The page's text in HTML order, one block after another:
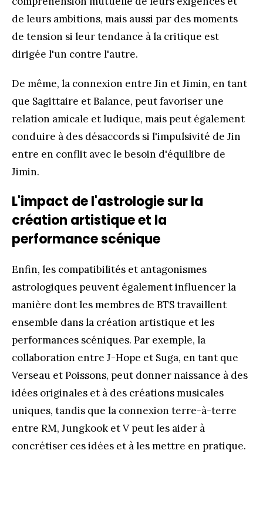
de leurs ambitions, mais aussi par des moments
de tension si leur tendance à la critique est
dirigée l'un contre l'autre.
De même, la connexion entre Jin et Jimin, en tant
que Sagittaire et Balance, peut favoriser une
relation amicale et ludique, mais peut également
conduire à des désaccords si l'impulsivité de Jin
entre en conflit avec le besoin d'équilibre de
Jimin.
L'impact de l'astrologie sur la
création artistique et la
performance scénique
Enfin, les compatibilités et antagonismes
astrologiques peuvent également influencer la
manière dont les membres de BTS travaillent
ensemble dans la création artistique et les
performances scéniques. Par exemple, la
collaboration entre J-Hope et Suga, en tant que
Verseau et Poissons, peut donner naissance à des
idées originales et à des créations musicales
uniques, tandis que la connexion terre-à-terre
entre RM, Jungkook et V peut les aider à
concrétiser ces idées et à les mettre en pratique.